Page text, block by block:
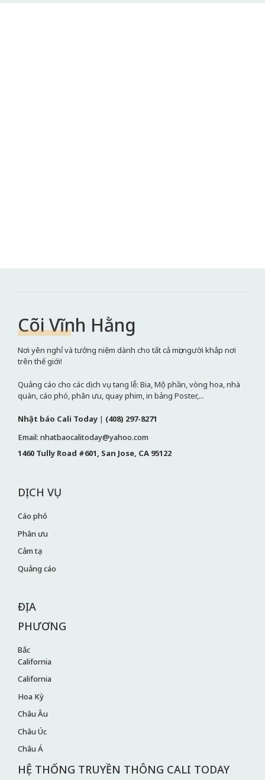
Cõi Vĩnh Hằng
Nơi yên nghỉ và tưởng niệm dành cho tất cả mọi người khắp nơi
trên thế giới!
Quảng cáo cho các dịch vụ tang lễ: Bia, Mộ phần, vòng hoa, nhà
quàn, cáo phó, phân ưu, quay phim, in bảng Poster,...
Nhật báo Cali Today | (408) 297-8271
Email: nhatbaocalitoday@yahoo.com
1460 Tully Road #601, San Jose, CA 95122
DỊCH VỤ
Cáo phó
Phân ưu
Cảm tạ
Quảng cáo
ĐỊA
PHƯƠNG
Bắc
California
California
Hoa Kỳ
Châu Âu
Châu Úc
Châu Á
HỆ THỐNG TRUYỀN THÔNG CALI TODAY